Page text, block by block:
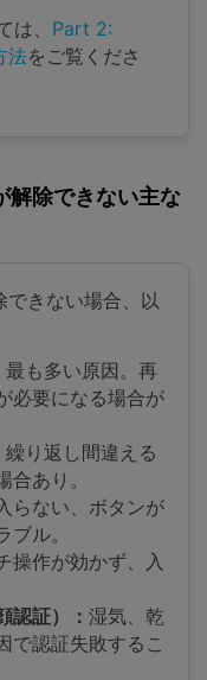
、 Part 2:
法をご覧くださ
解除できない主な
できない場合、以
最も多い原因。再
必要になる場合が
繰り返し間違える
あり。
らない、ボタンが
ル。
操作が効かず、入
認証）： 湿気、乾
で認証失敗するこ